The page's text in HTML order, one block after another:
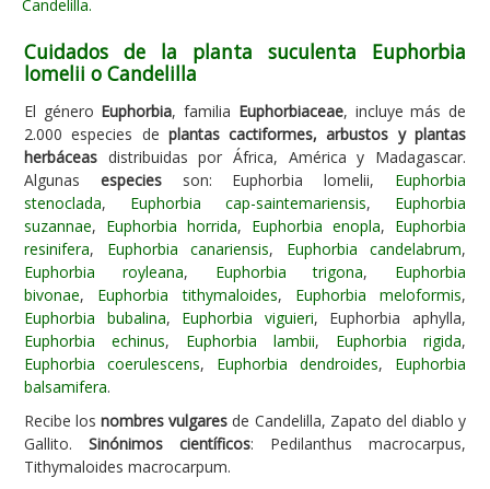
Hemisferio Sur
Enfermedades
Animales
Hongos
Carencias
Fotos
Flores y Plantas
Árboles y Palmeras
Arbustos y Trepadoras
Cactus y Suculentas
Cuidados de la planta suculenta Euphorbia
lomelii o Candelilla
El género Euphorbia, familia Euphorbiaceae, incluye más de
2.000 especies de plantas cactiformes, arbustos y plantas
herbáceas distribuidas por África, América y Madagascar.
Algunas especiesson: Euphorbia lomelii, Euphorbia
stenoclada, Euphorbia cap-saintemariensis, Euphorbia
suzannae, Euphorbia horrida, Euphorbia enopla, Euphorbia
resinifera, Euphorbia canariensis, Euphorbia candelabrum,
Euphorbia royleana, Euphorbia trigona, Euphorbia
bivonae, Euphorbia tithymaloides, Euphorbia meloformis,
Euphorbia bubalina, Euphorbia viguieri, Euphorbia aphylla,
Euphorbia echinus, Euphorbia lambii, Euphorbia rigida,
Euphorbia coerulescens, Euphorbia dendroides, Euphorbia
balsamifera.
Recibe losnombres vulgares de Candelilla, Zapato del diablo y
Gallito. Sinónimos científicos: Pedilanthus macrocarpus,
Tithymaloides macrocarpum.